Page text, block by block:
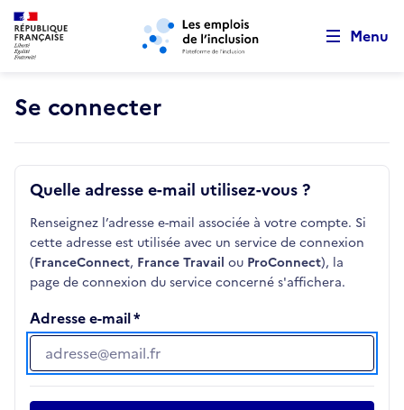
Aller au menu principal Aller au contenu principal
Menu
Se connecter
Quelle adresse e-mail utilisez-vous ?
Renseignez l’adresse e-mail associée à votre compte. Si
cette adresse est utilisée avec un service de connexion
(FranceConnect, France Travail ou ProConnect), la
page de connexion du service concerné s'affichera.
Adresse e-mail
Adresse e-mail
Retour au début de la page
Panneau de gestion des cookies